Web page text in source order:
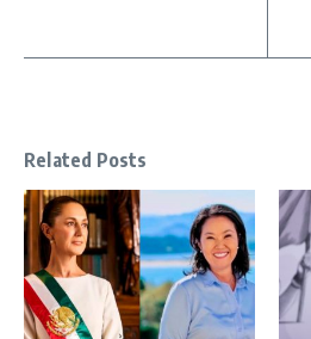
Related Posts